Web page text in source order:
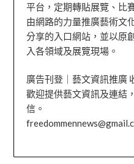
平台，定期轉貼展覽、比
由網路的力量推廣藝術文
分享的入口網站，並以原
入各領域及展覽現場。
廣告刊登｜藝文資訊推廣
歡迎提供藝文資訊及連結
信。